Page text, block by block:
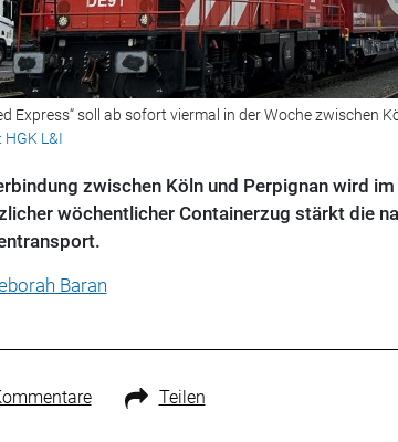
Express“ soll ab sofort viermal in der Woche zwischen
L&I
zwischen Köln und Perpignan wird
wöchentlicher Containerzug stärkt die
Baran
Teilen